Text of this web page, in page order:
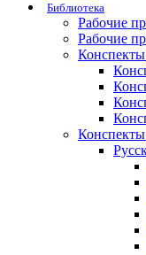
Библиотека
Рабочие
Рабочие